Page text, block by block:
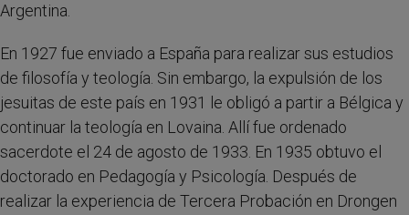
Argentina.
En 1927 fue enviado a España para realizar sus estudios
de filosofía y teología. Sin embargo, la expulsión de los
jesuitas de este país en 1931 le obligó a partir a Bélgica y
continuar la teología en Lovaina. Allí fue ordenado
sacerdote el 24 de agosto de 1933. En 1935 obtuvo el
doctorado en Pedagogía y Psicología. Después de
realizar la experiencia de Tercera Probación en Drongen